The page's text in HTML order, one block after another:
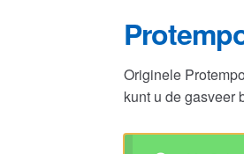
Originele
kunt u de gasveer